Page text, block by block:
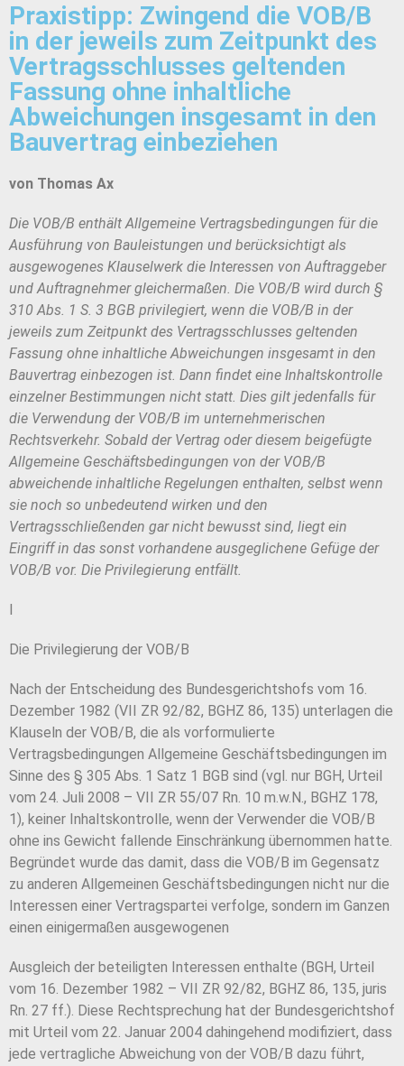
Praxistipp: Zwingend die VOB/B
in der jeweils zum Zeitpunkt des
Vertragsschlusses geltenden
Fassung ohne inhaltliche
Abweichungen insgesamt in den
Bauvertrag einbeziehen
von Thomas Ax
Die VOB/B enthält Allgemeine Vertragsbedingungen für die
Ausführung von Bauleistungen und berücksichtigt als
ausgewogenes Klauselwerk die Interessen von Auftraggeber
und Auftragnehmer gleichermaßen. Die VOB/B wird durch §
310 Abs. 1 S. 3 BGB privilegiert, wenn die VOB/B in der
jeweils zum Zeitpunkt des Vertragsschlusses geltenden
Fassung ohne inhaltliche Abweichungen insgesamt in den
Bauvertrag einbezogen ist. Dann findet eine Inhaltskontrolle
einzelner Bestimmungen nicht statt. Dies gilt jedenfalls für
die Verwendung der VOB/B im unternehmerischen
Rechtsverkehr. Sobald der Vertrag oder diesem beigefügte
Allgemeine Geschäftsbedingungen von der VOB/B
abweichende inhaltliche Regelungen enthalten, selbst wenn
sie noch so unbedeutend wirken und den
Vertragsschließenden gar nicht bewusst sind, liegt ein
Eingriff in das sonst vorhandene ausgeglichene Gefüge der
VOB/B vor. Die Privilegierung entfällt.
Die Privilegierung der VOB/B
Nach der Entscheidung des Bundesgerichtshofs vom 16.
Dezember 1982 (VII ZR 92/82, BGHZ 86, 135) unterlagen die
Klauseln der VOB/B, die als vorformulierte
Vertragsbedingungen Allgemeine Geschäftsbedingungen im
Sinne des § 305 Abs. 1 Satz 1 BGB sind (vgl. nur BGH, Urteil
vom 24. Juli 2008 – VII ZR 55/07 Rn. 10 m.w.N., BGHZ 178,
1), keiner Inhaltskontrolle, wenn der Verwender die VOB/B
ohne ins Gewicht fallende Einschränkung übernommen hatte.
Begründet wurde das damit, dass die VOB/B im Gegensatz
zu anderen Allgemeinen Geschäftsbedingungen nicht nur die
Interessen einer Vertragspartei verfolge, sondern im Ganzen
einen einigermaßen ausgewogenen
Ausgleich der beteiligten Interessen enthalte (BGH, Urteil
vom 16. Dezember 1982 – VII ZR 92/82, BGHZ 86, 135, juris
Rn. 27 ff.). Diese Rechtsprechung hat der Bundesgerichtshof
mit Urteil vom 22. Januar 2004 dahingehend modifiziert, dass
jede vertragliche Abweichung von der VOB/B dazu führt,